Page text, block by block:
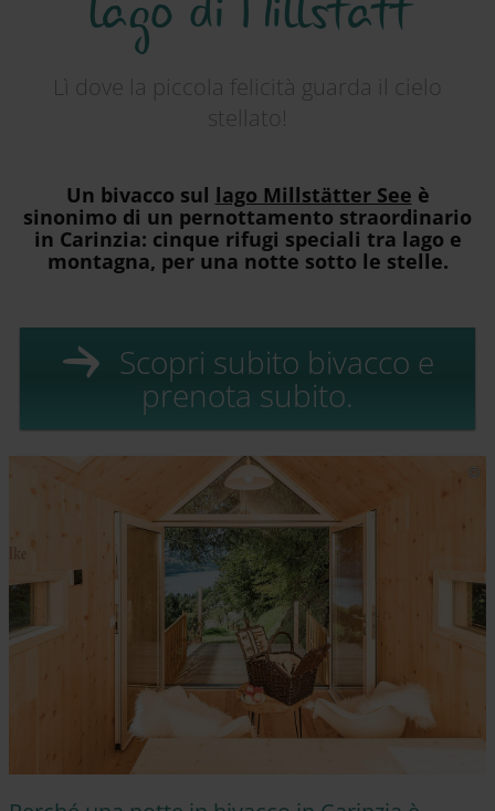
Lì dove la piccola felicità guarda il cielo
stellato!
Un bivacco sul lago Millstätter See è
sinonimo di un pernottamento straordinario
in Carinzia: cinque rifugi speciali tra lago e
montagna, per una notte sotto le stelle.
Scopri subito bivacco e
prenota subito.